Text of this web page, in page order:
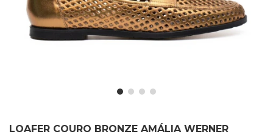
LOAFER COURO BRONZE AMÁLIA WERNER